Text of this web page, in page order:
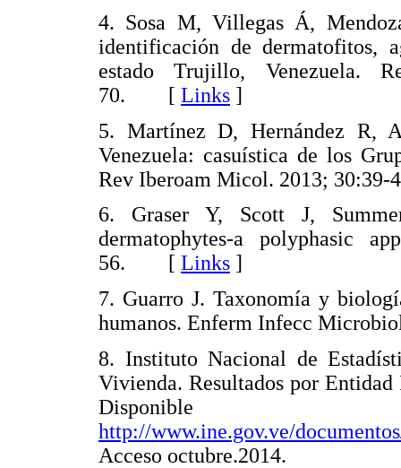
4. Sosa M, Villegas Á,
identificación de dermatofitos,
estado Trujillo, Venezuela.
70. [ Links ]
5. Martínez D, Hernández R,
Venezuela: casuística de los
Rev Iberoam Micol. 2013;
6. Graser Y, Scott J,
dermatophytes-a polyphasic
56. [ Links ]
7. Guarro J. Taxonomía y
humanos. Enferm Infecc
8. Instituto Nacional de
Vivienda. Resultados por
http://www.ine.gov.ve/
Acceso octubre.2014.